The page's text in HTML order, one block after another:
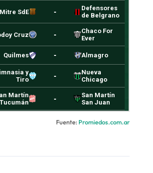
Fuente: Promiedos.com.ar